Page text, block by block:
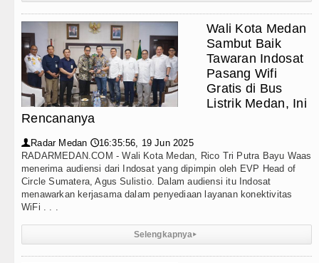
Jalan Penggerak Ekonomi Mulai Dibenahi
Jangan Hanya Aktif Saat Ada Acara
Perkuat Karakter Anak Sejak dari Keluarga
Surati SMPN 1 Batang Angkola
Bukan Karena Penyimpangan Seksual
Wali Kota Medan
Sambut Baik
Tawaran Indosat
Pasang Wifi
Gratis di Bus
Listrik Medan, Ini
Rencananya
👤 Radar Medan 🕔16:35:56, 19 Jun 2025
RADARMEDAN.COM - Wali Kota Medan, Rico Tri Putra Bayu Waas
menerima audiensi dari Indosat yang dipimpin oleh EVP Head of
Circle Sumatera, Agus Sulistio. Dalam audiensi itu Indosat
menawarkan kerjasama dalam penyediaan layanan konektivitas
WiFi . . .
Selengkapnya▸